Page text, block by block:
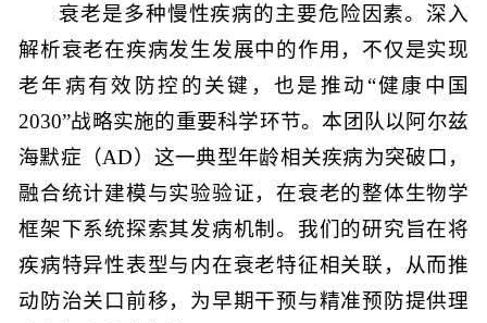
衰老是多种慢性疾病的主要危险因素。深入
解析衰老在疾病发生发展中的作用，不仅是实现
老年病有效防控的关键，也是推动“健康中国
2030”战略实施的重要科学环节。本团队以阿尔兹
海默症（AD）这一典型年龄相关疾病为突破口，
融合统计建模与实验验证，在衰老的整体生物学
框架下系统探索其发病机制。我们的研究旨在将
疾病特异性表型与内在衰老特征相关联，从而推
动防治关口前移，为早期干预与精准预防提供理